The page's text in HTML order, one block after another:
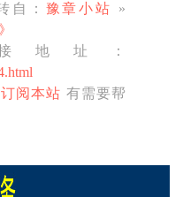
自： 豫章小站
»
地址：
阅本站 有需要帮